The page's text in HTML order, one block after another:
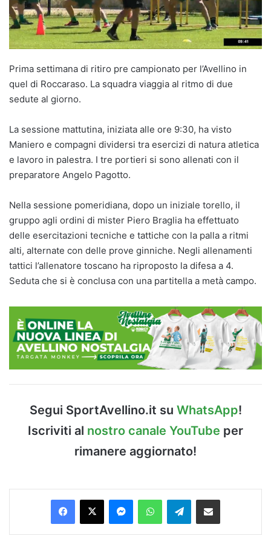
Prima settimana di ritiro pre campionato per l’Avellino in
quel di Roccaraso. La squadra viaggia al ritmo di due
sedute al giorno.
La sessione mattutina, iniziata alle ore 9:30, ha visto
Maniero e compagni dividersi tra esercizi di natura atletica
e lavoro in palestra. I tre portieri si sono allenati con il
preparatore Angelo Pagotto.
Nella sessione pomeridiana, dopo un iniziale torello, il
gruppo agli ordini di mister Piero Braglia ha effettuato
delle esercitazioni tecniche e tattiche con la palla a ritmi
alti, alternate con delle prove ginniche. Negli allenamenti
tattici l’allenatore toscano ha riproposto la difesa a 4.
Seduta che si è conclusa con una partitella a metà campo.
Segui SportAvellino.it su WhatsApp!
Iscriviti al nostro canale YouTube per
rimanere aggiornato!
Facebook
X MessengerWhatsAppTelegramCondividi via Email